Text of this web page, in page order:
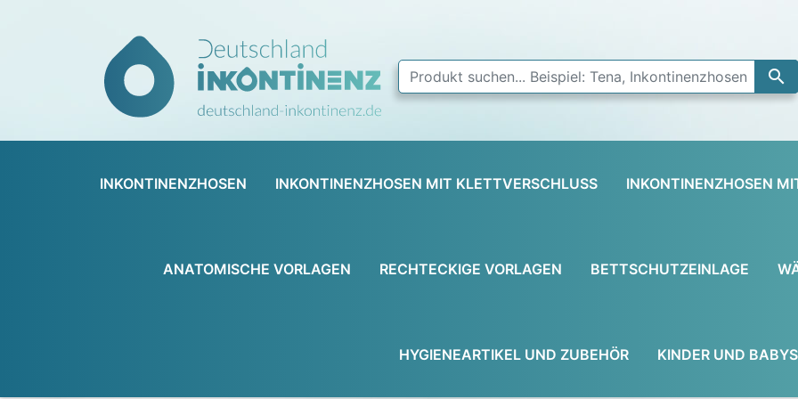

INKONTINENZHOSEN INKONTINENZHOSEN MIT KLETTVERSCHLUSS INKONTINENZHOSEN
ANATOMISCHE VORLAGEN RECHTECKIGE VORLAGEN BETTSCHUTZEINLAGE
HYGIENEARTIKEL UND ZUBEHÖR KINDER UND BABYS